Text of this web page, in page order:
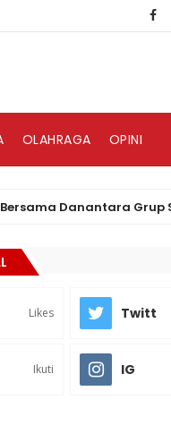
OLAHRAGA OPINI
Danantara Grup
Likes Twitt
Ikuti IG